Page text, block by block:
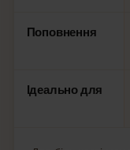
Поповнення
Ідеально для